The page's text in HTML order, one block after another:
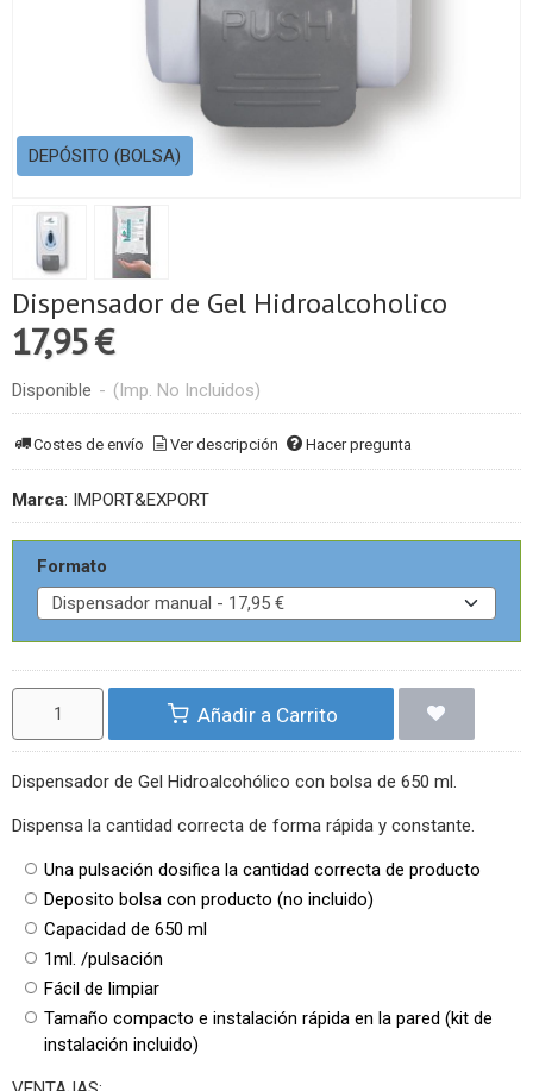
DEPÓSITO (BOLSA)
Dispensador de Gel Hidroalcoholico
17,95 €
Disponible - (Imp. No Incluidos)
Costes de envío Ver descripción Hacer pregunta
Marca: IMPORT&EXPORT
Formato
Añadir a Carrito
Dispensador de Gel Hidroalcohólico con bolsa de 650 ml.
Dispensa la cantidad correcta de forma rápida y constante.
Una pulsación dosifica la cantidad correcta de producto
Deposito bolsa con producto (no incluido)
Capacidad de 650 ml
1ml. /pulsación
Fácil de limpiar
Tamaño compacto e instalación rápida en la pared (kit de
instalación incluido)